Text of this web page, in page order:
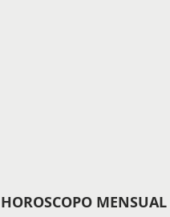
HOROSCOPO